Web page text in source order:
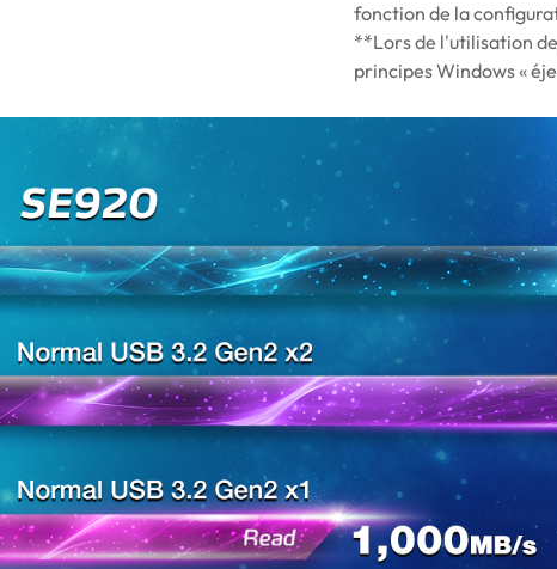
fonction de la
**Lors de l'utilisation
principes Windows «